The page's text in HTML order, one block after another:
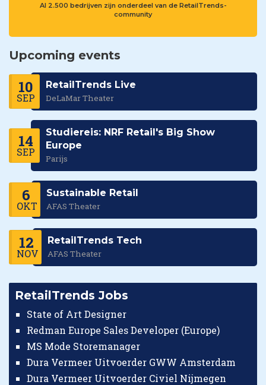
Al 2.500 bedrijven zijn onderdeel van de RetailTrends-
community
Upcoming events
10
SEP
RetailTrends Live
DeLaMar Theater
14
SEP
Studiereis: NRF Retail's Big Show
Europe
Parijs
6
OKT
Sustainable Retail
AFAS Theater
12
NOV
RetailTrends Tech
AFAS Theater
RetailTrends Jobs
State of Art Designer
Redman Europe Sales Developer (Europe)
MS Mode Storemanager
Dura Vermeer Uitvoerder GWW Amsterdam
Dura Vermeer Uitvoerder Civiel Nijmegen